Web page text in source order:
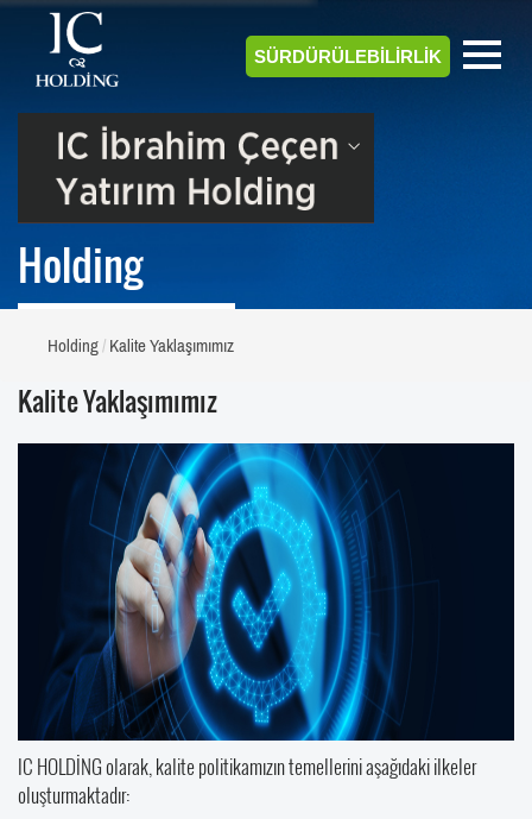
SÜRDÜRÜLEBİLİRLİK
Holding
Holding Kalite Yaklaşımımız
Kalite Yaklaşımımız
IC HOLDİNG olarak, kalite politikamızın temellerini aşağıdaki ilkeler
oluşturmaktadır: